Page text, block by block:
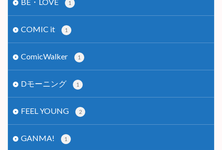
1
COMIC it 1
ComicWalker 1
Dモーニング 1
FEEL YOUNG 2
GANMA! 1